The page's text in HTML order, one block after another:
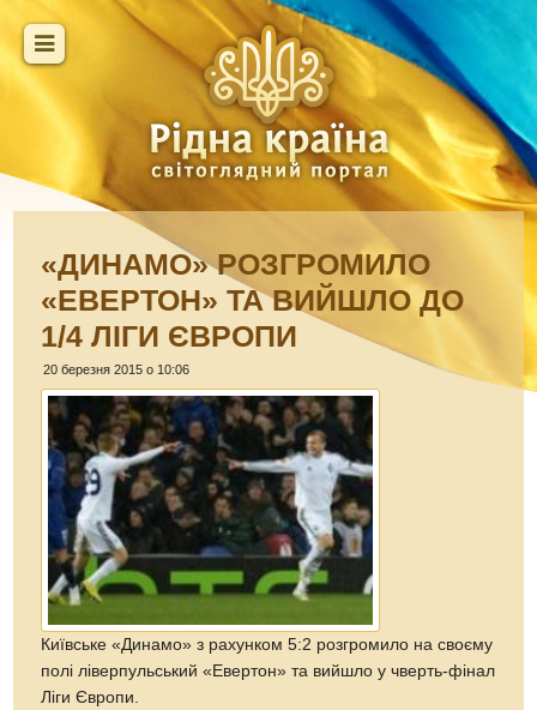
«ДИНАМО» РОЗГРОМИЛО
«ЕВЕРТОН» ТА ВИЙШЛО ДО
1/4 ЛІГИ ЄВРОПИ
20 березня 2015 о 10:06
Київське «Динамо» з рахунком 5:2 розгромило на своєму
полі ліверпульський «Евертон» та вийшло у чверть-фінал
Ліги Європи.